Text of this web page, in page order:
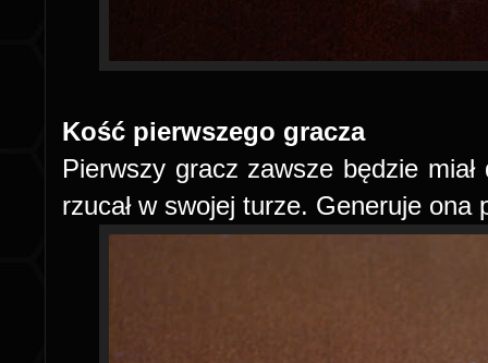
Kość pierwszego gracza
Pierwszy gracz zawsze będzie
rzucał w swojej turze. Generuje